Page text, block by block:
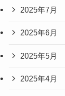
2025年7月
2025年6月
2025年5月
2025年4月